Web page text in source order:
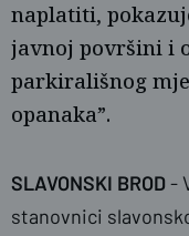
naplatiti,
javnoj površini i
parkirališnog
opanaka”.
SLAVONSKI BROD-
stanovnici